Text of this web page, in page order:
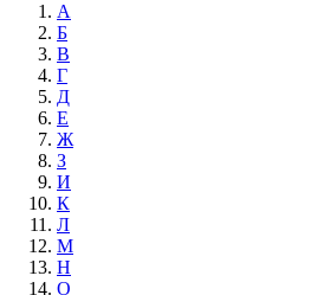
А
Б
В
Г
Д
Е
Ж
З
И
К
Л
М
Н
О